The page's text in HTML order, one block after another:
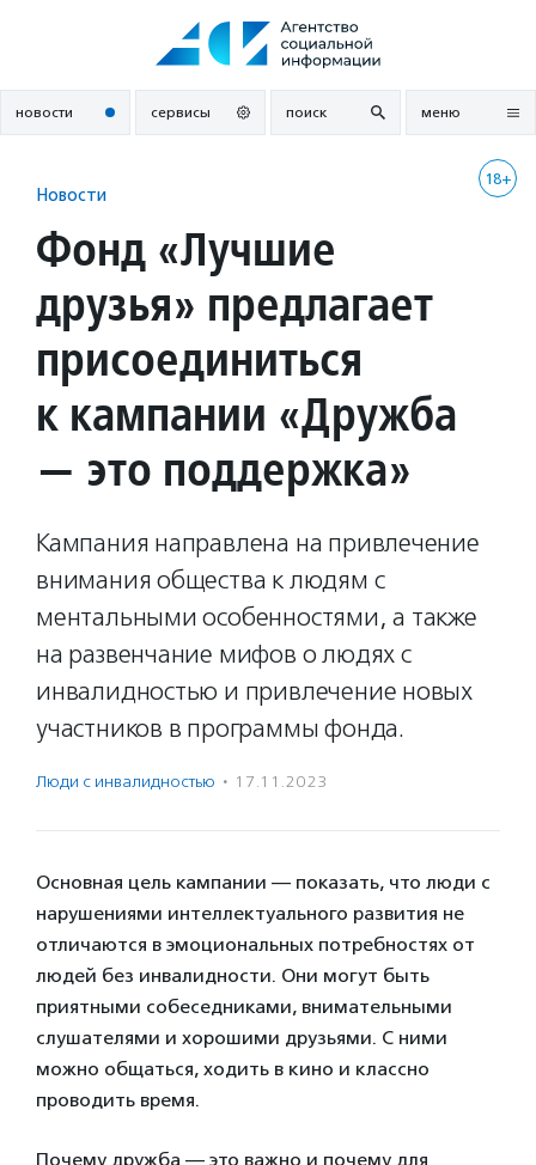
новости сервисы поиск меню
18+
Новости
Фонд «Лучшие
друзья» предлагает
присоединиться
к кампании «Дружба
— это поддержка»
Кампания направлена на привлечение
внимания общества к людям с
ментальными особенностями, а также
на развенчание мифов о людях с
инвалидностью и привлечение новых
участников в программы фонда.
Люди с инвалидностью · 17.11.2023
Основная цель кампании — показать, что люди с
нарушениями интеллектуального развития не
отличаются в эмоциональных потребностях от
людей без инвалидности. Они могут быть
приятными собеседниками, внимательными
слушателями и хорошими друзьями. С ними
можно общаться, ходить в кино и классно
проводить время.
Почему дружба — это важно и почему для